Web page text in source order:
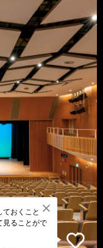
ておくこと
見ることがで